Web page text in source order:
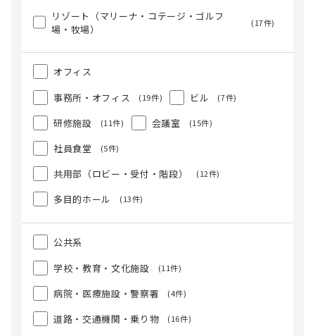
リゾート（マリーナ・コテージ・ゴルフ
場・牧場）
(17件)
オフィス
事務所・オフィス
(19件) ビル (7件)
研修施設 (11件) 会議室 (15件)
社員食堂 (5件)
共用部（ロビー・受付・階段） (12件)
多目的ホール (13件)
公共系
学校・教育・文化施設
(11件)
病院・医療施設・警察署 (4件)
道路・交通機関・乗り物 (16件)